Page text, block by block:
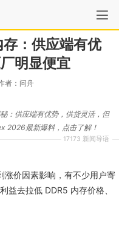
：供应端有优
明显便宜
者：问舟
17173 新闻导语
：供应端有优势，供货灵活，但
2026最新爆料，点击了解！
涨价因素影响，有不少用户寄
益去拉低 DDR5 内存价格、